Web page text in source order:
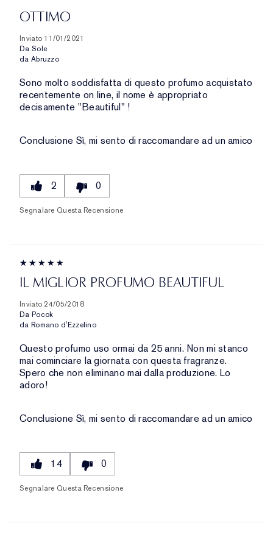
OTTIMO
Inviato 11/01/2021
Da Sole
da Abruzzo
Sono molto soddisfatta di questo profumo acquistato
recentemente on line, il nome è appropriato
decisamente "Beautiful" !
Conclusione Sì, mi sento di raccomandare ad un amico
2 0
Segnalare Questa Recensione
IL MIGLIOR PROFUMO BEAUTIFUL
Inviato 24/05/2018
Da Pocok
da Romano d'Ezzelino
Questo profumo uso ormai da 25 anni. Non mi stanco
mai cominciare la giornata con questa fragranze.
Spero che non eliminano mai dalla produzione. Lo
adoro!
Conclusione Sì, mi sento di raccomandare ad un amico
14 0
Segnalare Questa Recensione